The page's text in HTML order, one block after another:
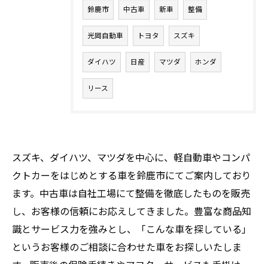
鈴鹿市 中古車 新車 整備
光岡自動車 トヨタ スズキ
ダイハツ 日産 マツダ ホンダ
リース
スズキ、ダイハツ、マツダを中心に、軽自動車やコンパ
クトカーをはじめとする車を鈴鹿市にてご案内しており
ます。中古車は自社工場にて整備を徹底したものを販売
し、お客様の信頼にお応えしてきました。豊富な商品知
識とサービス力を強みとし、「こんな車を探している」
というお客様のご相談に合わせた車をお探しいたしま